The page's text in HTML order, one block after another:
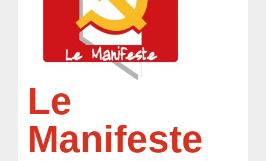
Le
Manifeste